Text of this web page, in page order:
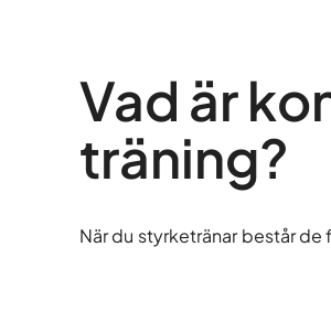
Vad är
träning?
När du styrketränar består de